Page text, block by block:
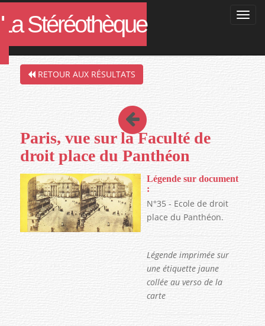
La Stéréothèque
Filtres de la recherche en cours :
RETOUR AUX RÉSULTATS
Paris, vue sur la Faculté de
droit place du Panthéon
Légende sur document
:
N°35 - Ecole de droit
place du Panthéon.
Légende imprimée sur
une étiquette jaune
collée au verso de la
carte